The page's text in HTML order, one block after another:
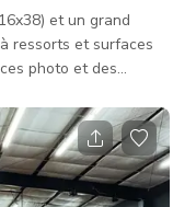
et un grand
ressorts et surfaces
photo et des